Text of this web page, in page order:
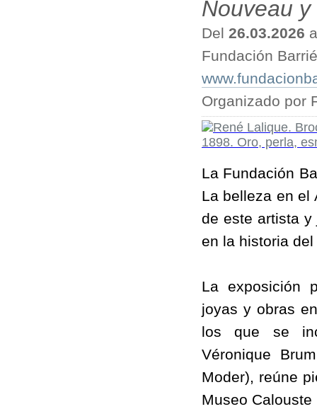
Nouveau
Del 26.03.2026
Fundación
Organizado por
La Fundación
La belleza en el
de este artista y
en la historia
La exposición
joyas y obras
los que se
Véronique
Moder), reúne
Museo